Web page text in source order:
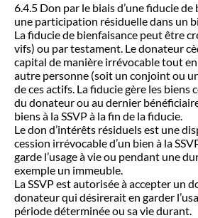
6.4.5 Don par le biais d’une fiducie
une participation résiduelle dans un
La fiducie de bienfaisance peut être
vifs) ou par testament. Le donateur
capital de manière irrévocable tout
autre personne (soit un conjoint ou
de ces actifs. La fiducie gère les biens
du donateur ou au dernier
biens à la SSVP à la fin de la fiducie.
Le don d’intérêts résiduels est une
cession irrévocable d’un bien à la
garde l’usage à vie ou pendant une
exemple un immeuble.
La SSVP est autorisée à accepter un
donateur qui désirerait en garder
période déterminée ou sa vie durant.